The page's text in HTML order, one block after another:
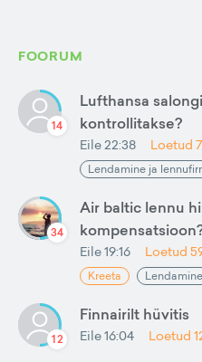
FOORUM
14
Lufthansa
kontrollitakse?
Eile 22:38 Loetud
Lendamine ja
34
Air baltic lennu
Eile 19:16 Loetud
Kreeta
12
Finnairilt hüvitis
Eile 16:04 Loetud